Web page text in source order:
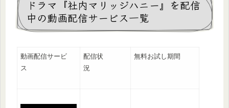
ドラマ『社内マリッジハニー』を配信
中の動画配信サービス一覧
動画配信サービ
ス
配信状
況
無料お試し期間